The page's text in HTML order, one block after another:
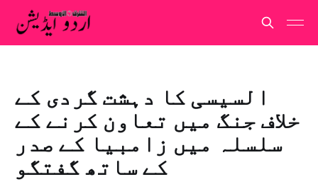
السیسی کا دہشت گردی کے
خلاف جنگ میں تعاون کرنے کے
سلسلہ میں زامبیا کے صدر
کے ساتھ گفتگو